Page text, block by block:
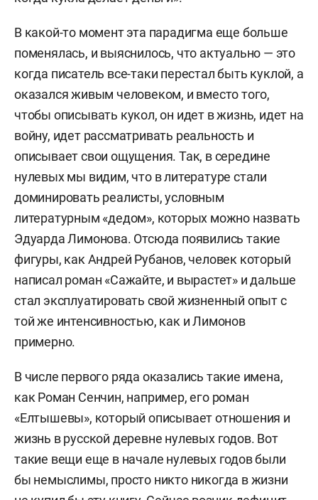
В какой-то момент эта парадигма еще больше
поменялась, и выяснилось, что актуально — это
когда писатель все-таки перестал быть куклой, а
оказался живым человеком, и вместо того,
чтобы описывать кукол, он идет в жизнь, идет на
войну, идет рассматривать реальность и
описывает свои ощущения. Так, в середине
нулевых мы видим, что в литературе стали
доминировать реалисты, условным
литературным «дедом», которых можно назвать
Эдуарда Лимонова. Отсюда появились такие
фигуры, как Андрей Рубанов, человек который
написал роман «Сажайте, и вырастет» и дальше
стал эксплуатировать свой жизненный опыт с
той же интенсивностью, как и Лимонов
примерно.
В числе первого ряда оказались такие имена,
как Роман Сенчин, например, его роман
«Елтышевы», который описывает отношения и
жизнь в русской деревне нулевых годов. Вот
такие вещи еще в начале нулевых годов были
бы немыслимы, просто никто никогда в жизни